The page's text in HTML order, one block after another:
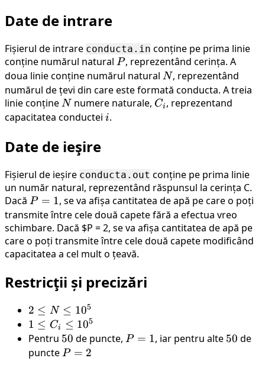
Date de intrare
Fișierul de intrare conducta.in conține pe prima linie
conține numărul natural P
P, reprezentând cerința. A
doua linie conține numărul natural N
N, reprezentând
numărul de țevi din care este formată conducta. A treia
linie conțineN
N numere naturale, C_i
Ci , reprezentand
capacitatea conductei i
i.
Date de ieşire
Fișierul de ieșire conducta.out conține pe prima linie
un număr natural, reprezentând răspunsul la cerința C.
Dacă P
=
1
P = 1, se va afișa cantitatea de apă pe care o poți
transmite între cele două capete fără a efectua vreo
schimbare. Dacă $P = 2, se va afișa cantitatea de apă pe
care o poți transmite între cele două capete modificând
capacitatea a cel mult o țeavă.
Restricţii și precizări
2
\leq
N
\leq
2 ≤ N ≤ 105
1
\leq
C_i
1 ≤ Ci ≤ 105
Pentru 50
50 de puncte, P
P = 1, iar pentru alte 50
50 de
puncteP
P = 2